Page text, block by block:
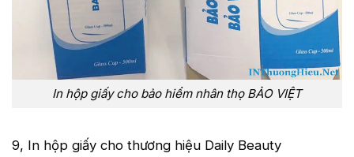
In hộp giấy cho bảo hiểm nhân thọ BẢO VIỆT
9, In hộp giấy cho thương hiệu Daily Beauty